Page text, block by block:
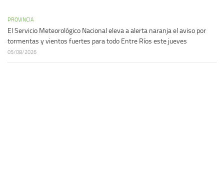
PROVINCIA
El Servicio Meteorológico Nacional eleva a alerta naranja el aviso por
tormentas y vientos fuertes para todo Entre Ríos este jueves
05/08/2026